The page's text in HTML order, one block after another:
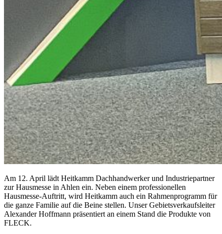
Am 12. April lädt Heitkamm Dachhandwerker und Industriepartner
zur Hausmesse in Ahlen ein. Neben einem professionellen
Hausmesse-Auftritt, wird Heitkamm auch ein Rahmenprogramm für
die ganze Familie auf die Beine stellen. Unser Gebietsverkaufsleiter
Alexander Hoffmann präsentiert an einem Stand die Produkte von
FLECK.